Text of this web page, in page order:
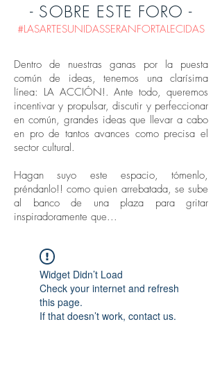
- SOBRE ESTE FORO -
#LASARTESUNIDASSERANFORTALECIDAS
Dentro de nuestras ganas por la puesta
común de ideas, tenemos una clarísima
línea: LA ACCIÓN!. Ante todo, queremos
incentivar y propulsar, discutir y perfeccionar
en común, grandes ideas que llevar a cabo
en pro de tantos avances como precisa el
sector cultural.
Hagan suyo este espacio, tómenlo,
préndanlo!! como quien arrebatada, se sube
al banco de una plaza para gritar
inspiradoramente que...
Widget Didn’t Load
Check your internet and refresh
this page.
If that doesn’t work, contact us.